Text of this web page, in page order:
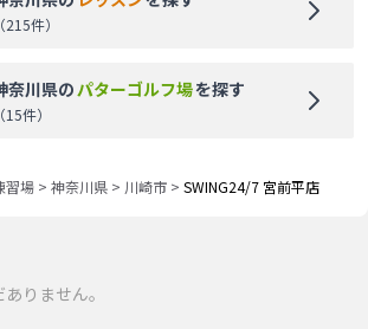
（215件）
奈川県の パターゴルフ場を探す
（15件）
習場 > 神奈川県 > 川崎市 > SWING24/7 宮前平店
りません。